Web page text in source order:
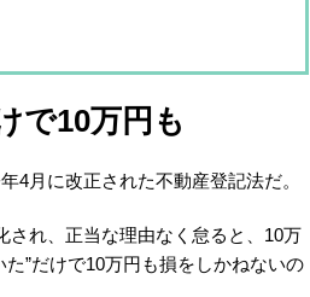
で10万円も
4月に改正された不動産登記法だ。
され、正当な理由なく怠ると、10万
”だけで10万円も損をしかねないの